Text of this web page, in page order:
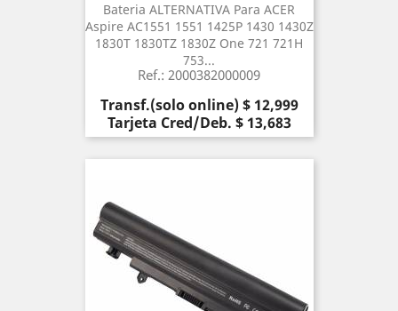
Bateria ALTERNATIVA Para ACER
Aspire AC1551 1551 1425P 1430 1430Z
1830T 1830TZ 1830Z One 721 721H
753...
Ref.: 2000382000009
Precio
Transf.(solo online) $ 12,999
Tarjeta Cred/Deb. $ 13,683